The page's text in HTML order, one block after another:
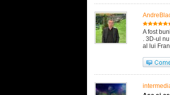
A fost
. 3D-ul
al lui